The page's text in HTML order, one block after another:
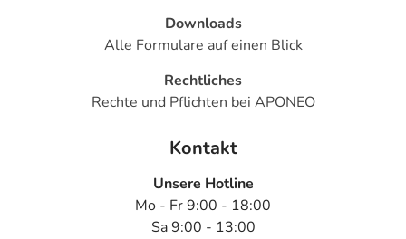
- Eingeschränktes Erinnerungsvermögen
- Konzentrationsstörung
- Verschwommenes Sehen
Downloads
Alle Formulare auf einen Blick
Rechtliches
Rechte und Pflichten bei APONEO
Kontakt
Unsere Hotline
Mo - Fr 9:00 - 18:00
Sa 9:00 - 13:00